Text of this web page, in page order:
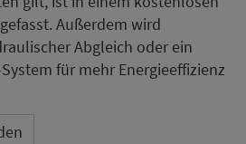
Außerdem wird
Abgleich oder ein
für mehr Energieeffizienz